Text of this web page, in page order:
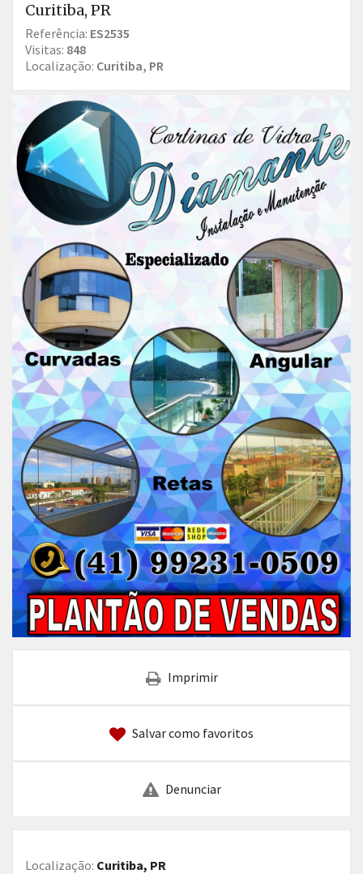
Curitiba, PR
Referência: ES2535
Visitas: 848
Localização: Curitiba, PR
Imprimir
Salvar como favoritos
Denunciar
Localização: Curitiba, PR